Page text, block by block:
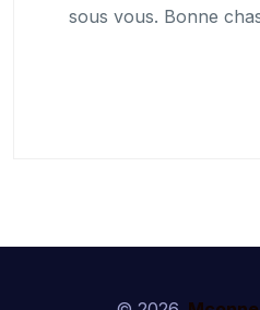
sous vous. Bonne